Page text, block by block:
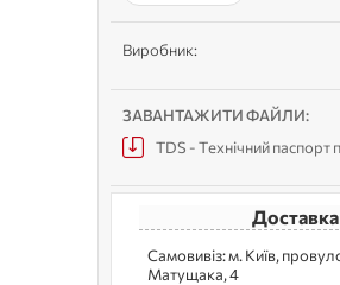
Виробник:
ЗАВАНТАЖИТИ ФАЙЛИ:
TDS - Технічний паспорт
Доставка
Самовивіз: м. Kиїв,
Матущака, 4